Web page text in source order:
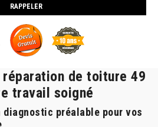
de toiture 49
travail soigné
diagnostic préalable pour vos